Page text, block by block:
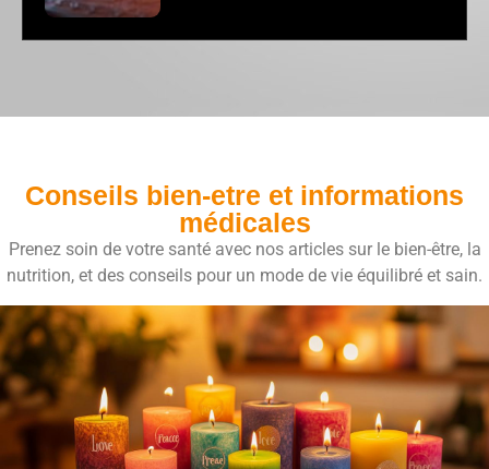
Conseils bien-etre et informations
médicales
Prenez soin de votre santé avec nos articles sur le bien-être, la
nutrition, et des conseils pour un mode de vie équilibré et sain.